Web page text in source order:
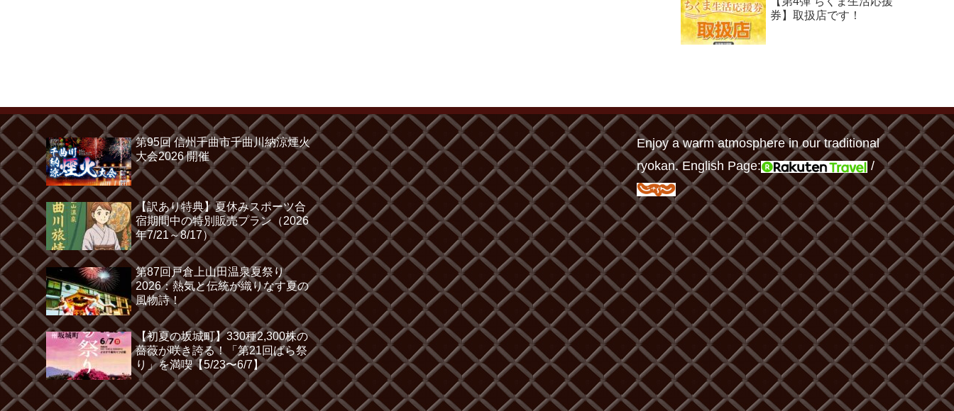
券】取扱店です！
第95回 信州千曲市千曲川納涼煙火
大会2026 開催
【訳あり特典】夏休みスポーツ合
宿期間中の特別販売プラン（2026
年7/21～8/17）
第87回戸倉上山田温泉夏祭り
2026：熱気と伝統が織りなす夏の
風物詩！
【初夏の坂城町】330種2,300株の
薔薇が咲き誇る！「第21回ばら祭
り」を満喫【5/23〜6/7】
Enjoy a warm atmosphere in our traditional
ryokan. English Page:
/